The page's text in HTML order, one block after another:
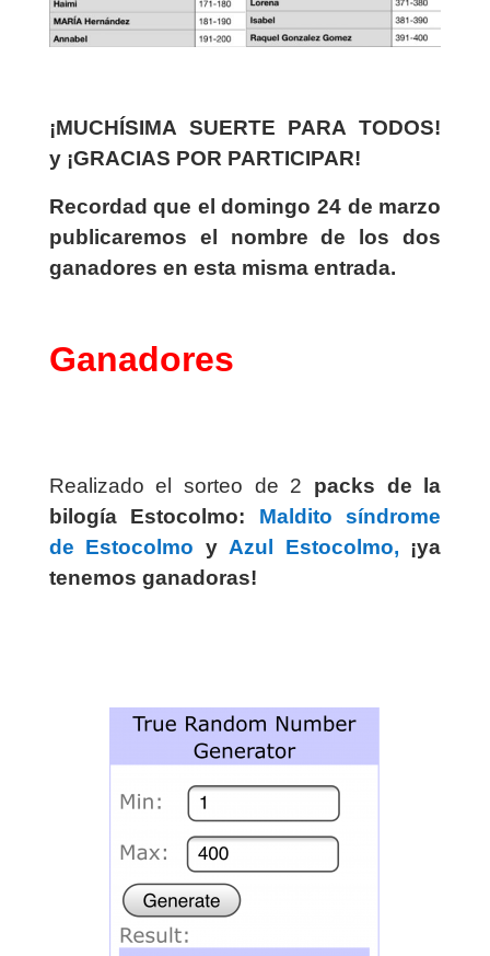
¡MUCHÍSIMA SUERTE PARA TODOS!
y ¡GRACIAS POR PARTICIPAR!
Recordad que el domingo 24 de marzo
publicaremos el nombre de los dos
ganadores en esta misma entrada.
Ganadores
Realizado el sorteo de 2 packs de la
bilogía Estocolmo: Maldito síndrome
de Estocolmo y Azul Estocolmo, ¡ya
tenemos ganadoras!